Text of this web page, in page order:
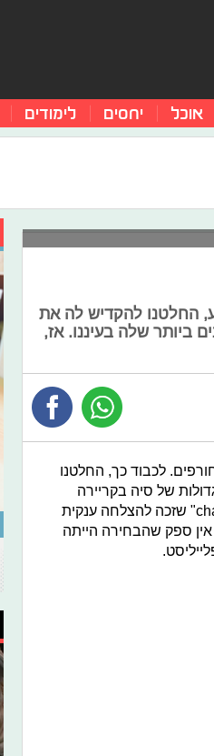
אוכל יחסים לימודים
החלטנו להקדיש לה את
הטובים ביותר שלה בעיננו. אז,
החלטנו
של סיה בקריירה
שזכה להצלחה ענקית
ספק שהבחירה הייתה